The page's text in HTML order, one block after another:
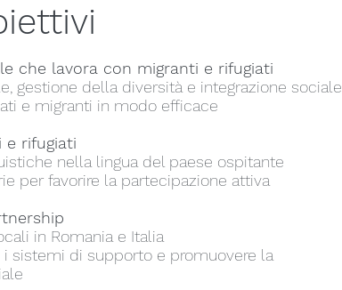
che lavora con migranti e rifugiati
gestione della diversità e integrazione sociale
e migranti in modo efficace
e rifugiati
nella lingua del paese ospitante
per favorire la partecipazione attiva
in Romania e Italia
sistemi di supporto e promuovere la